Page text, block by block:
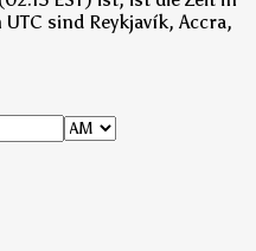
sind Reykjavík, Accra,